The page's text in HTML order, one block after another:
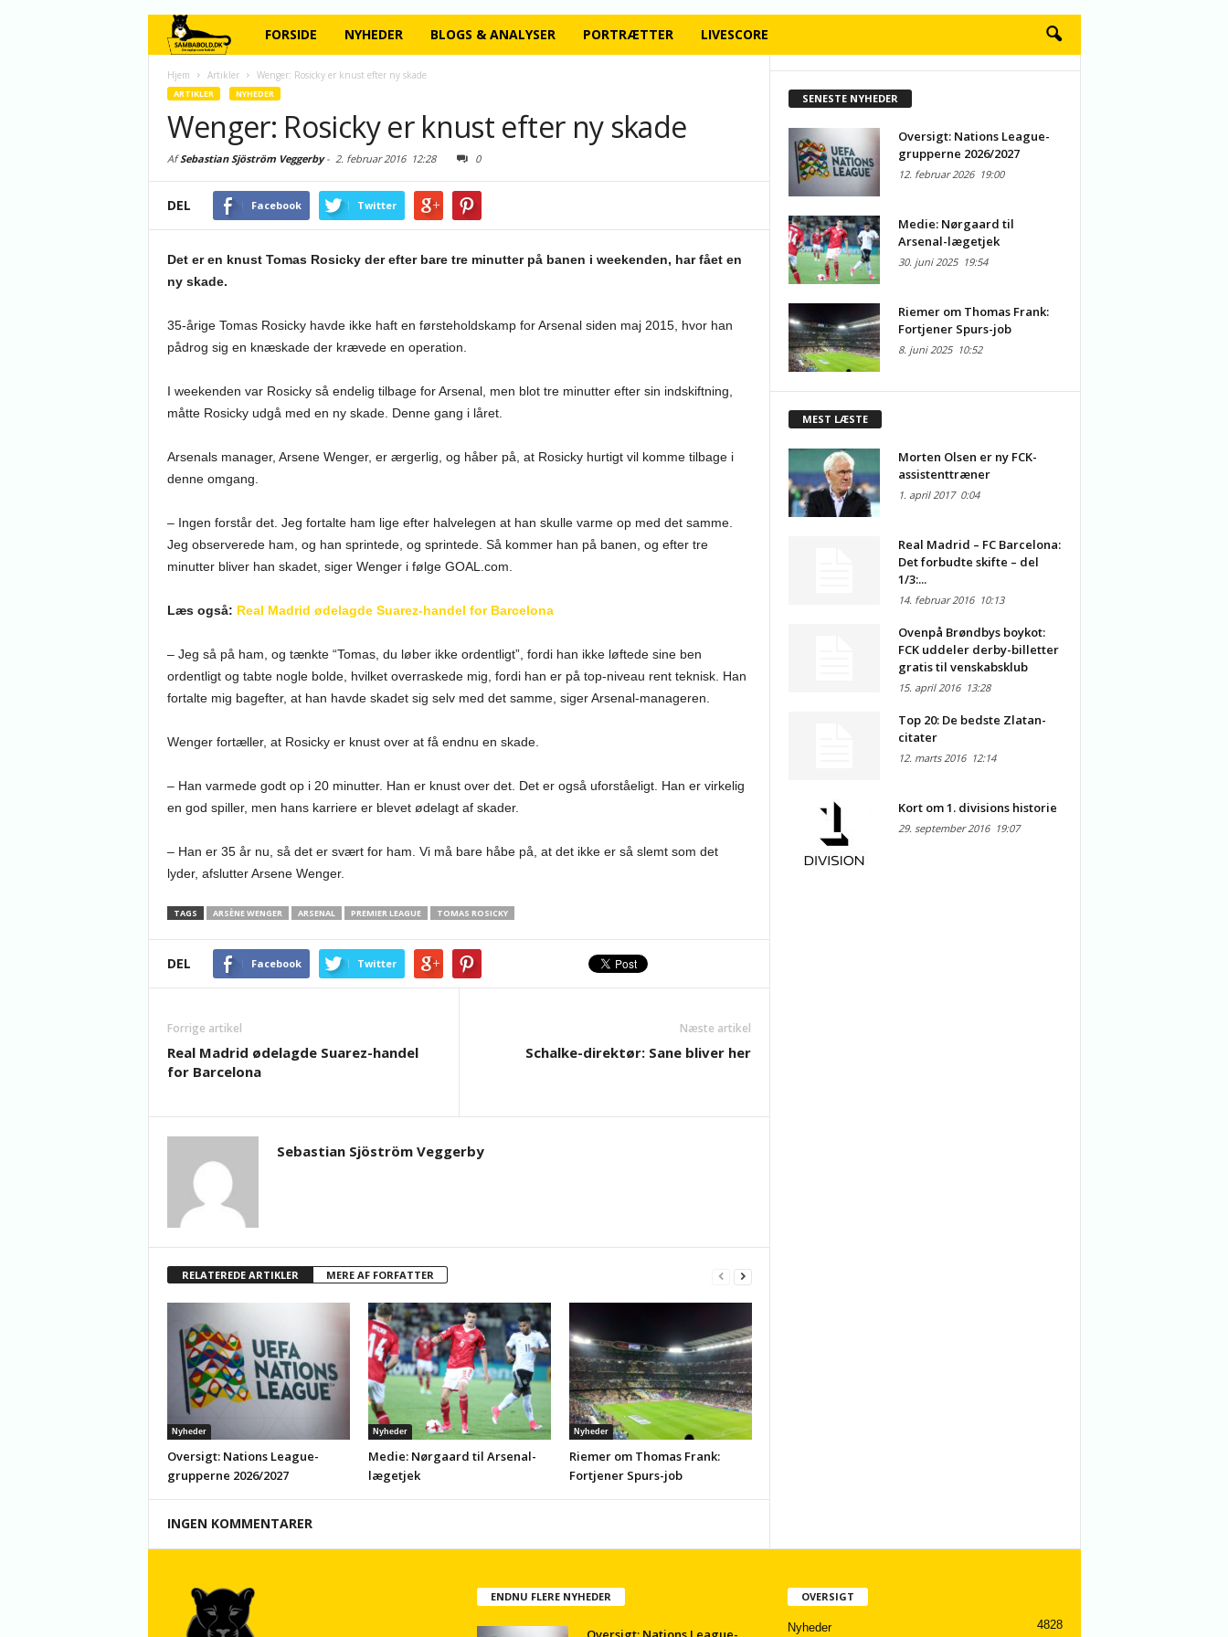
FORSIDE NYHEDER BLOGS & ANALYSER PORTRÆTTER LIVESCORE
Hjem Artikler Wenger: Rosicky er knust efter ny skade
ARTIKLER NYHEDER
Wenger: Rosicky er knust efter ny skade
AfSebastian Sjöström Veggerby- 2. februar 201612:28 0
DEL Facebook Twitter
Det er en knust Tomas Rosicky der efter bare tre minutter på banen i weekenden, har fået en
ny skade.
35-årige Tomas Rosicky havde ikke haft en førsteholdskamp for Arsenal siden maj 2015, hvor han
pådrog sig en knæskade der krævede en operation.
I weekenden var Rosicky så endelig tilbage for Arsenal, men blot tre minutter efter sin indskiftning,
måtte Rosicky udgå med en ny skade. Denne gang i låret.
Arsenals manager, Arsene Wenger, er ærgerlig, og håber på, at Rosicky hurtigt vil komme tilbage i
denne omgang.
– Ingen forstår det. Jeg fortalte ham lige efter halvelegen at han skulle varme op med det samme.
Jeg observerede ham, og han sprintede, og sprintede. Så kommer han på banen, og efter tre
minutter bliver han skadet, siger Wenger i følge GOAL.com.
Læs også: Real Madrid ødelagde Suarez-handel for Barcelona
– Jeg så på ham, og tænkte “Tomas, du løber ikke ordentligt”, fordi han ikke løftede sine ben
ordentligt og tabte nogle bolde, hvilket overraskede mig, fordi han er på top-niveau rent teknisk. Han
fortalte mig bagefter, at han havde skadet sig selv med det samme, siger Arsenal-manageren.
Wenger fortæller, at Rosicky er knust over at få endnu en skade.
– Han varmede godt op i 20 minutter. Han er knust over det. Det er også uforståeligt. Han er virkelig
en god spiller, men hans karriere er blevet ødelagt af skader.
– Han er 35 år nu, så det er svært for ham. Vi må bare håbe på, at det ikke er så slemt som det
lyder, afslutter Arsene Wenger.
TAGS ARSÈNE WENGER ARSENAL PREMIER LEAGUE TOMAS ROSICKY
DEL Facebook Twitter
Forrige artikel
Real Madrid ødelagde Suarez-handel
for Barcelona
Næste artikel
Schalke-direktør: Sane bliver her
Sebastian Sjöström Veggerby
RELATEREDE ARTIKLER MERE AF FORFATTER
Nyheder
Oversigt: Nations League-
grupperne 2026/2027
Nyheder
Medie: Nørgaard til Arsenal-
lægetjek
Nyheder
Riemer om Thomas Frank:
Fortjener Spurs-job
INGEN KOMMENTARER
SENESTE NYHEDER
Oversigt: Nations League-
grupperne 2026/2027
12. februar 202619:00
Medie: Nørgaard til
Arsenal-lægetjek
30. juni 202519:54
Riemer om Thomas Frank:
Fortjener Spurs-job
8. juni 202510:52
MEST LÆSTE
Morten Olsen er ny FCK-
assistenttræner
1. april 20170:04
Real Madrid – FC Barcelona:
Det forbudte skifte – del
1/3:...
14. februar 201610:13
Ovenpå Brøndbys boykot:
FCK uddeler derby-billetter
gratis til venskabsklub
15. april 201613:28
Top 20: De bedste Zlatan-
citater
12. marts 201612:14
Kort om 1. divisions historie
29. september 201619:07
ENDNU FLERE NYHEDER OVERSIGT
Nyheder 4828